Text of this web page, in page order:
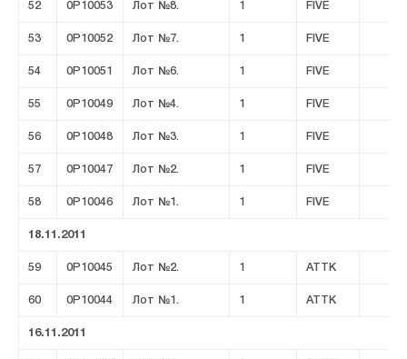
52 0P10053 Лот №8. 1 FIVE
53 0P10052 Лот №7. 1 FIVE
54 0P10051 Лот №6. 1 FIVE
55 0P10049 Лот №4. 1 FIVE
56 0P10048 Лот №3. 1 FIVE
57 0P10047 Лот №2. 1 FIVE
58 0P10046 Лот №1. 1 FIVE
18.11.2011
59 0P10045 Лот №2. 1 ATTK
60 0P10044 Лот №1. 1 ATTK
16.11.2011